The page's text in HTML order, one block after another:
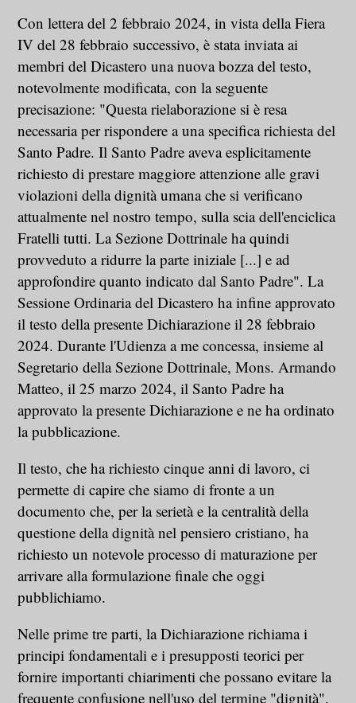
Con lettera del 2 febbraio 2024, in vista della Fiera
IV del 28 febbraio successivo, è stata inviata ai
membri del Dicastero una nuova bozza del testo,
notevolmente modificata, con la seguente
precisazione: "Questa rielaborazione si è resa
necessaria per rispondere a una specifica richiesta del
Santo Padre. Il Santo Padre aveva esplicitamente
richiesto di prestare maggiore attenzione alle gravi
violazioni della dignità umana che si verificano
attualmente nel nostro tempo, sulla scia dell'enciclica
Fratelli tutti. La Sezione Dottrinale ha quindi
provveduto a ridurre la parte iniziale [...] e ad
approfondire quanto indicato dal Santo Padre". La
Sessione Ordinaria del Dicastero ha infine approvato
il testo della presente Dichiarazione il 28 febbraio
2024. Durante l'Udienza a me concessa, insieme al
Segretario della Sezione Dottrinale, Mons. Armando
Matteo, il 25 marzo 2024, il Santo Padre ha
approvato la presente Dichiarazione e ne ha ordinato
la pubblicazione.
Il testo, che ha richiesto cinque anni di lavoro, ci
permette di capire che siamo di fronte a un
documento che, per la serietà e la centralità della
questione della dignità nel pensiero cristiano, ha
richiesto un notevole processo di maturazione per
arrivare alla formulazione finale che oggi
pubblichiamo.
Nelle prime tre parti, la Dichiarazione richiama i
principi fondamentali e i presupposti teorici per
fornire importanti chiarimenti che possano evitare la
frequente confusione nell'uso del termine "dignità".